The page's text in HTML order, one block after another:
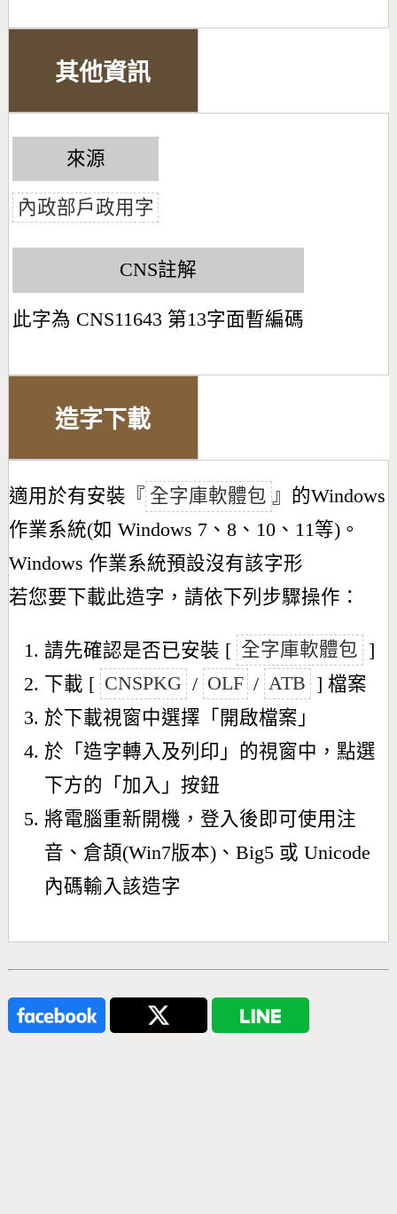
其他資訊
來源
內政部戶政用字
CNS註解
此字為 CNS11643 第13字面暫編碼
造字下載
適用於有安裝『 全字庫軟體包 』的Windows
作業系統(如 Windows 7、8、10、11等)。
Windows 作業系統預設沒有該字形
若您要下載此造字，請依下列步驟操作：
請先確認是否已安裝 [ 全字庫軟體包 ]
下載 [ CNSPKG / OLF / ATB ] 檔案
於下載視窗中選擇「開啟檔案」
於「造字轉入及列印」的視窗中，點選
下方的「加入」按鈕
將電腦重新開機，登入後即可使用注
音、倉頡(Win7版本)、Big5 或 Unicode
內碼輸入該造字